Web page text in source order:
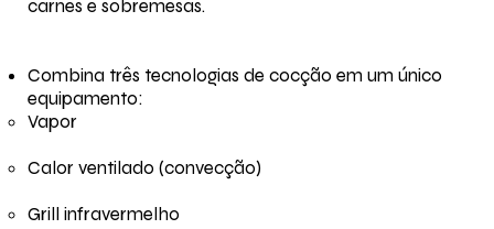
carnes e sobremesas.
Combina três tecnologias de cocção em um único
equipamento:
Vapor
Calor ventilado (convecção)
Grill infravermelho